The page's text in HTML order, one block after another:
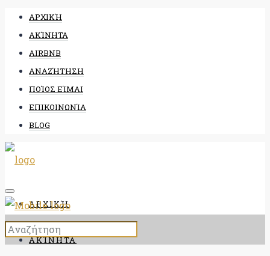
ΑΡΧΙΚΉ
ΑΚΊΝΗΤΑ
AIRBNB
ΑΝΑΖΉΤΗΣΗ
ΠΟΊΟΣ ΕΊΜΑΙ
ΕΠΙΚΟΙΝΩΝΊΑ
BLOG
ΑΡΧΙΚΉ
ΑΚΊΝΗΤΑ